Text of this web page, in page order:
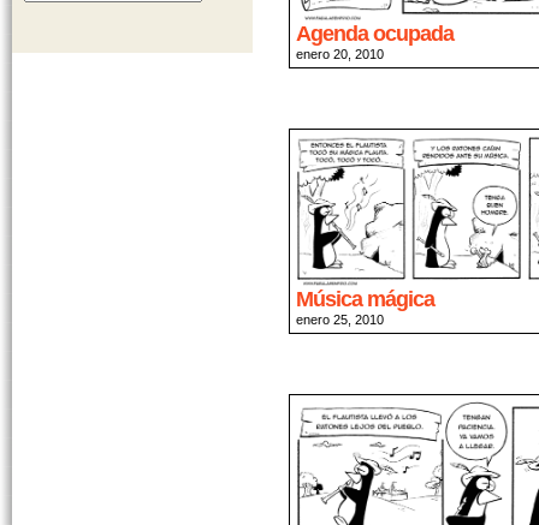
Agenda ocupada
enero 20, 2010
Música mágica
enero 25, 2010